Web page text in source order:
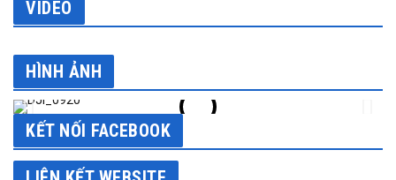
VIDEO
HÌNH ẢNH
KẾT NỐI FACEBOOK